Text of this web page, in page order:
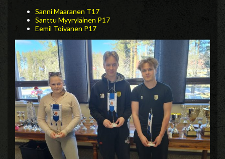
Sanni Maaranen T17
Santtu Myyryläinen P17
Eemil Toivanen P17